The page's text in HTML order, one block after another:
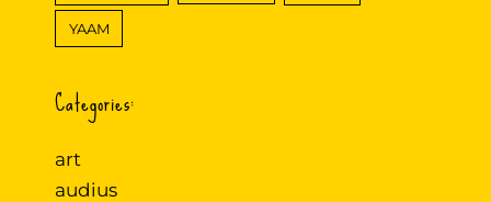
YAAM
Categories:
art
audius